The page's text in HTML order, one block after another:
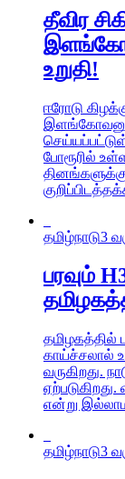
தீவிர
உறுதி!
ஈரோடு
போரூரில்
தமிழ்நாடு3
பரவும்
தமிழகத்தில்
காய்ச்சலால்
வருகிறது.
என்று
தமிழ்நாடு3